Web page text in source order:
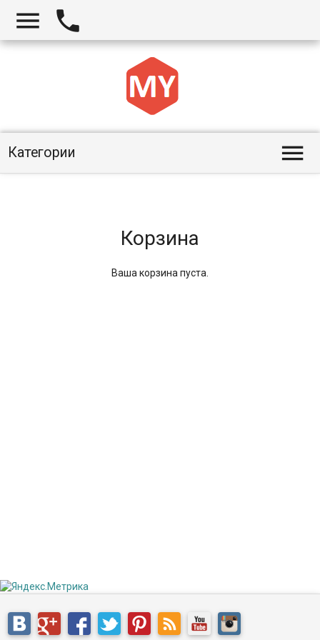
 
Категории 
Корзина
Ваша корзина пуста.